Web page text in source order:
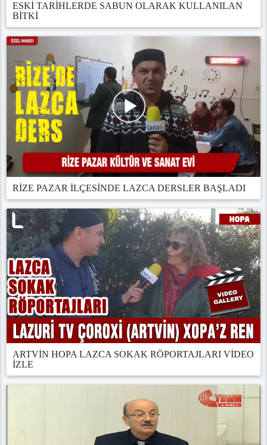
ESKİ TARİHLERDE SABUN OLARAK KULLANILAN
BİTKİ
RİZE PAZAR İLÇESİNDE LAZCA DERSLER BAŞLADI
ARTVİN HOPA LAZCA SOKAK RÖPORTAJLARI VİDEO
İZLE